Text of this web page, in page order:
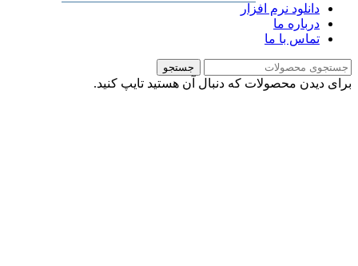
دانلود نرم افزار
درباره ما
تماس با ما
جستجو
برای دیدن محصولات که دنبال آن هستید تایپ کنید.